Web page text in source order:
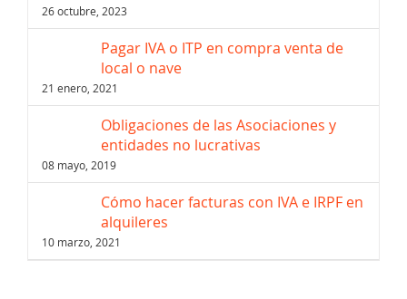
26 octubre, 2023
Pagar IVA o ITP en compra venta de
local o nave
21 enero, 2021
Obligaciones de las Asociaciones y
entidades no lucrativas
08 mayo, 2019
Cómo hacer facturas con IVA e IRPF en
alquileres
10 marzo, 2021